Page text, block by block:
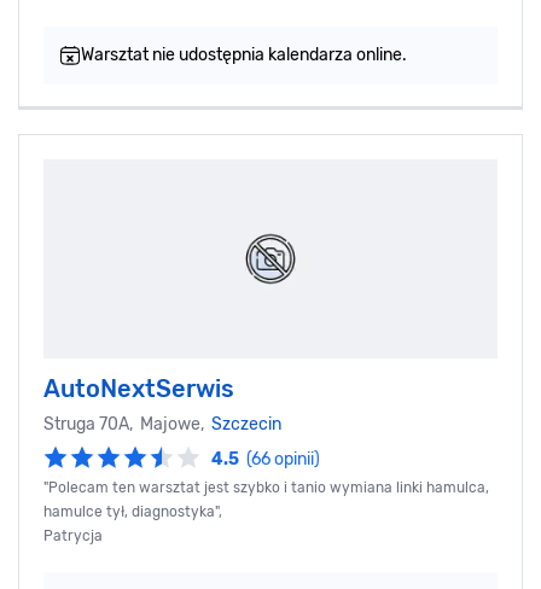
Warsztat nie udostępnia kalendarza online.
AutoNextSerwis
Struga 70A, Majowe, Szczecin
4.5 (66 opinii)
"Polecam ten warsztat jest szybko i tanio wymiana linki hamulca,
hamulce tył, diagnostyka",
Patrycja